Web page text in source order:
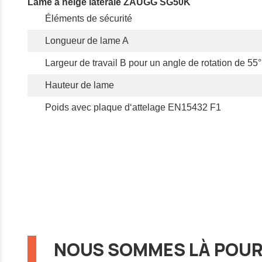
Lame à neige latérale ZAUGG SG50K
Éléments de sécurité
Longueur de lame A
Largeur de travail B pour un angle de rotation de 55°
Hauteur de lame
Poids avec plaque d‘attelage EN15432 F1
NOUS SOMMES LÀ